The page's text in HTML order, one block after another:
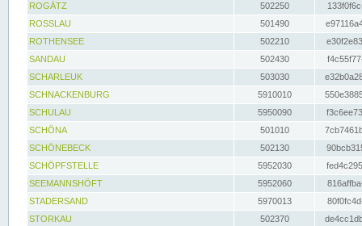
ROGÄTZ
502250
ROSSLAU
501490
ROTHENSEE
502210
SANDAU
502430
SCHARLEUK
503030
SCHNACKENBURG
5910010
SCHULAU
5950090
SCHÖNA
501010
SCHÖNEBECK
502130
SCHÖPFSTELLE
5952030
SEEMANNSHÖFT
5952060
STADERSAND
5970013
STORKAU
502370